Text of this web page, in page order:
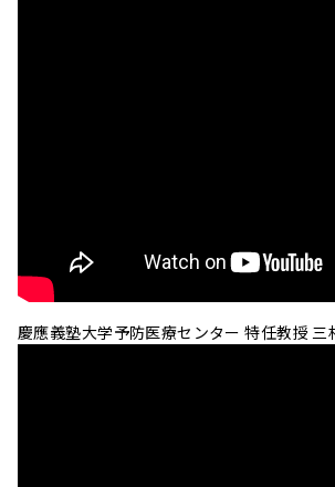
慶應義塾大学予防医療センター 特任教授